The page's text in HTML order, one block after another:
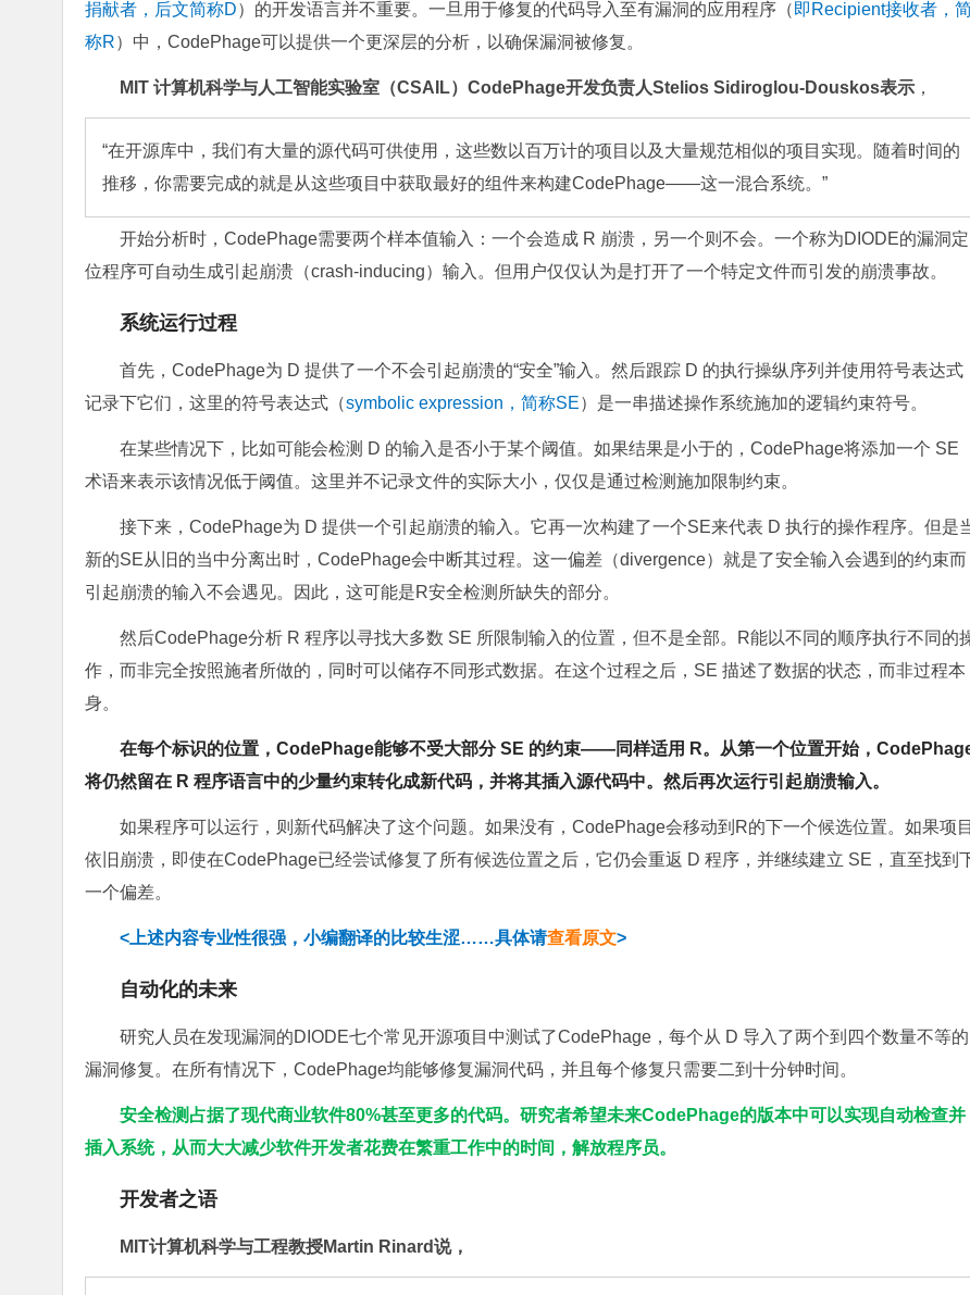
捐献者，后文简称D）的开发语言并不重要。一旦用于修复的代码导入至有漏洞的应用程序（ 即Recipient接收者，
称R）中，CodePhage可以提供一个更深层的分析，以确保漏洞被修复。
MIT 计算机科学与人工智能实验室（CSAIL）CodePhage开发负责人Stelios Sidiroglou-Douskos表示 ，
“在开源库中，我们有大量的源代码可供使用，这些数以百万计的项目以及大量规范相似的项目实现。随着时间的
推移，你需要完成的就是从这些项目中获取最好的组件来构建CodePhage——这一混合系统。”
开始分析时，CodePhage需要两个样本值输入：一个会造成 R 崩溃，另一个则不会。一个称为DIODE的漏洞定
位程序可自动生成引起崩溃（crash-inducing）输入。但用户仅仅认为是打开了一个特定文件而引发的崩溃事故。
系统运行过程
首先，CodePhage为 D 提供了一个不会引起崩溃的“安全”输入。然后跟踪 D 的执行操纵序列并使用符号表达式
记录下它们，这里的符号表达式（symbolic expression，简称SE）是一串描述操作系统施加的逻辑约束符号。
在某些情况下，比如可能会检测 D 的输入是否小于某个阈值。如果结果是小于的，CodePhage将添加一个 SE
术语来表示该情况低于阈值。这里并不记录文件的实际大小，仅仅是通过检测施加限制约束。
接下来，CodePhage为 D 提供一个引起崩溃的输入。它再一次构建了一个SE来代表 D 执行的操作程序。但是
新的SE从旧的当中分离出时，CodePhage会中断其过程。这一偏差（divergence）就是了安全输入会遇到的约束而
引起崩溃的输入不会遇见。因此，这可能是R安全检测所缺失的部分。
然后CodePhage分析 R 程序以寻找大多数 SE 所限制输入的位置，但不是全部。R能以不同的顺序执行不同的
作，而非完全按照施者所做的，同时可以储存不同形式数据。在这个过程之后，SE 描述了数据的状态，而非过程本
身。
在每个标识的位置，CodePhage能够不受大部分 SE 的约束——同样适用 R。从第一个位置开始，
将仍然留在 R 程序语言中的少量约束转化成新代码，并将其插入源代码中。然后再次运行引起崩溃输入。
如果程序可以运行，则新代码解决了这个问题。如果没有，CodePhage会移动到R的下一个候选位置。如果项目
依旧崩溃，即使在CodePhage已经尝试修复了所有候选位置之后，它仍会重返 D 程序，并继续建立 SE，直至找到
一个偏差。
<上述内容专业性很强，小编翻译的比较生涩……具体请查看原文>
自动化的未来
研究人员在发现漏洞的DIODE七个常见开源项目中测试了CodePhage，每个从 D 导入了两个到四个数量不等的
漏洞修复。在所有情况下，CodePhage均能够修复漏洞代码，并且每个修复只需要二到十分钟时间。
安全检测占据了现代商业软件80%甚至更多的代码。研究者希望未来CodePhage的版本中可以实现自动检查并
插入系统，从而大大减少软件开发者花费在繁重工作中的时间，解放程序员。
开发者之语
MIT计算机科学与工程教授Martin Rinard说，